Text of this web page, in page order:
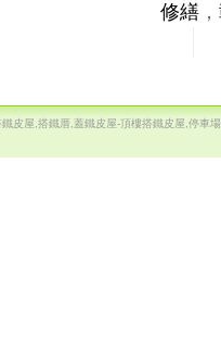
修繕 ，
皮屋,搭鐵厝,蓋鐵皮屋-頂樓搭鐵皮屋,停車